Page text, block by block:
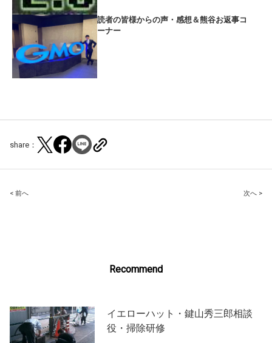
読者の皆様からの声・感想＆熊谷お返事コ
ーナー
share：
Post
< 前へ 次へ >
Recommend
イエローハット・鍵山秀三郎相談
役・掃除研修